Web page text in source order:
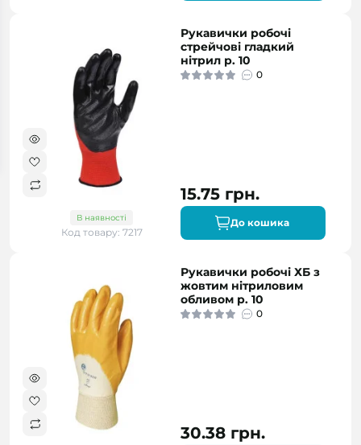
В наявності
Код товару: 7217
Рукавички робочі
стрейчові гладкий
нітрил р. 10
0
15.75 грн.
До кошика
Рукавички робочі ХБ з
жовтим нітриловим
обливом р. 10
0
30.38 грн.